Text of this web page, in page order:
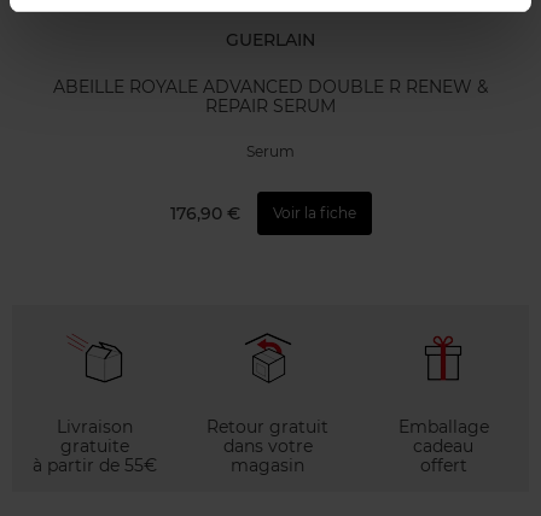
GUERLAIN
ABEILLE ROYALE ADVANCED DOUBLE R RENEW &
REPAIR SERUM
Serum
176,90 € Voir la fiche
Livraison
gratuite
à partir de 55€
Retour gratuit
dans votre
magasin
Emballage
cadeau
offert